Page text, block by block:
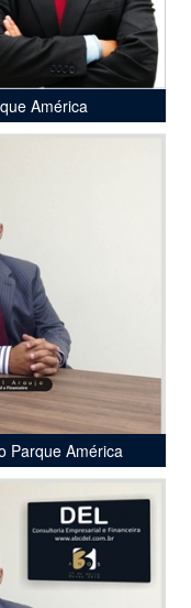
América
Parque América